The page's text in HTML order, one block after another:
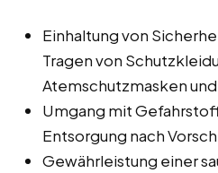
Einhaltung von
Tragen von
Atemschutzmasken
Umgang mit
Entsorgung nach
Gewährleistung einer